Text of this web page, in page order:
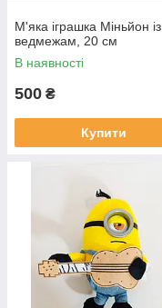
М'яка іграшка Міньйон із
ведмежам, 20 см
В наявності
500 ₴
Купити